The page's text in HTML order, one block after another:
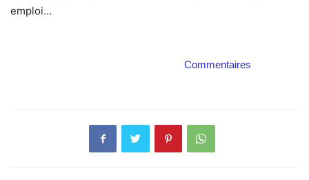
emploi…
Commentaires